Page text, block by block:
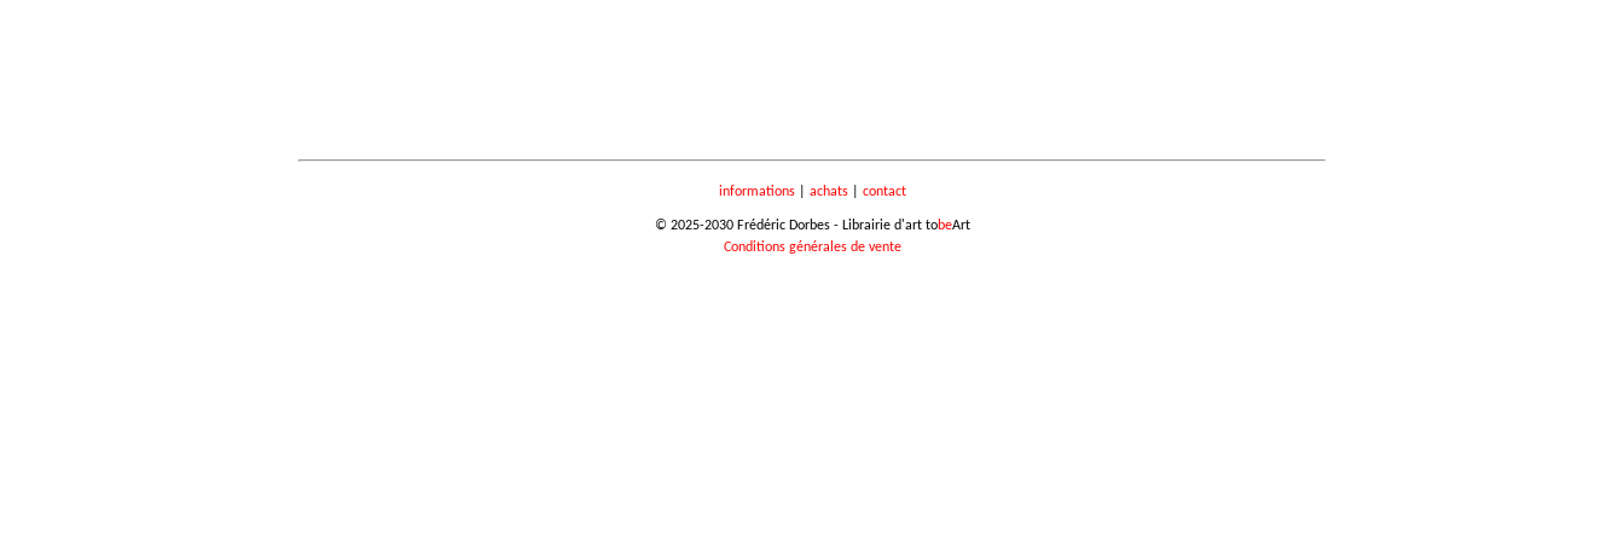
informations| achats| contact
© 2025-2030 Frédéric Dorbes - Librairie d'art tobeArt
Conditions générales de vente